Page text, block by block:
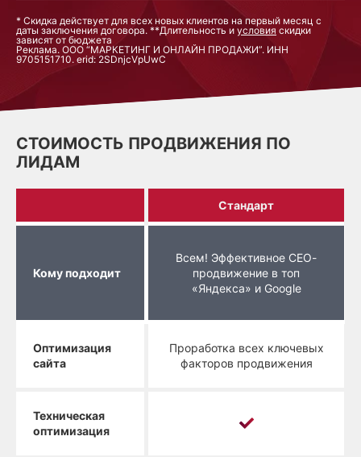
* Скидка действует для всех новых клиентов на первый месяц с
даты заключения договора. **Длительность и условия скидки
зависят от бюджета
Реклама. ООО “МАРКЕТИНГ И ОНЛАЙН ПРОДАЖИ”. ИНН
9705151710. erid: 2SDnjcVpUwC
СТОИМОСТЬ ПРОДВИЖЕНИЯ ПО
ЛИДАМ
Стандарт
Кому подходит
Всем! Эффективное СЕО-
продвижение в топ
«Яндекса» и Google
Оптимизация
сайта
Проработка всех ключевых
факторов продвижения
Техническая
оптимизация